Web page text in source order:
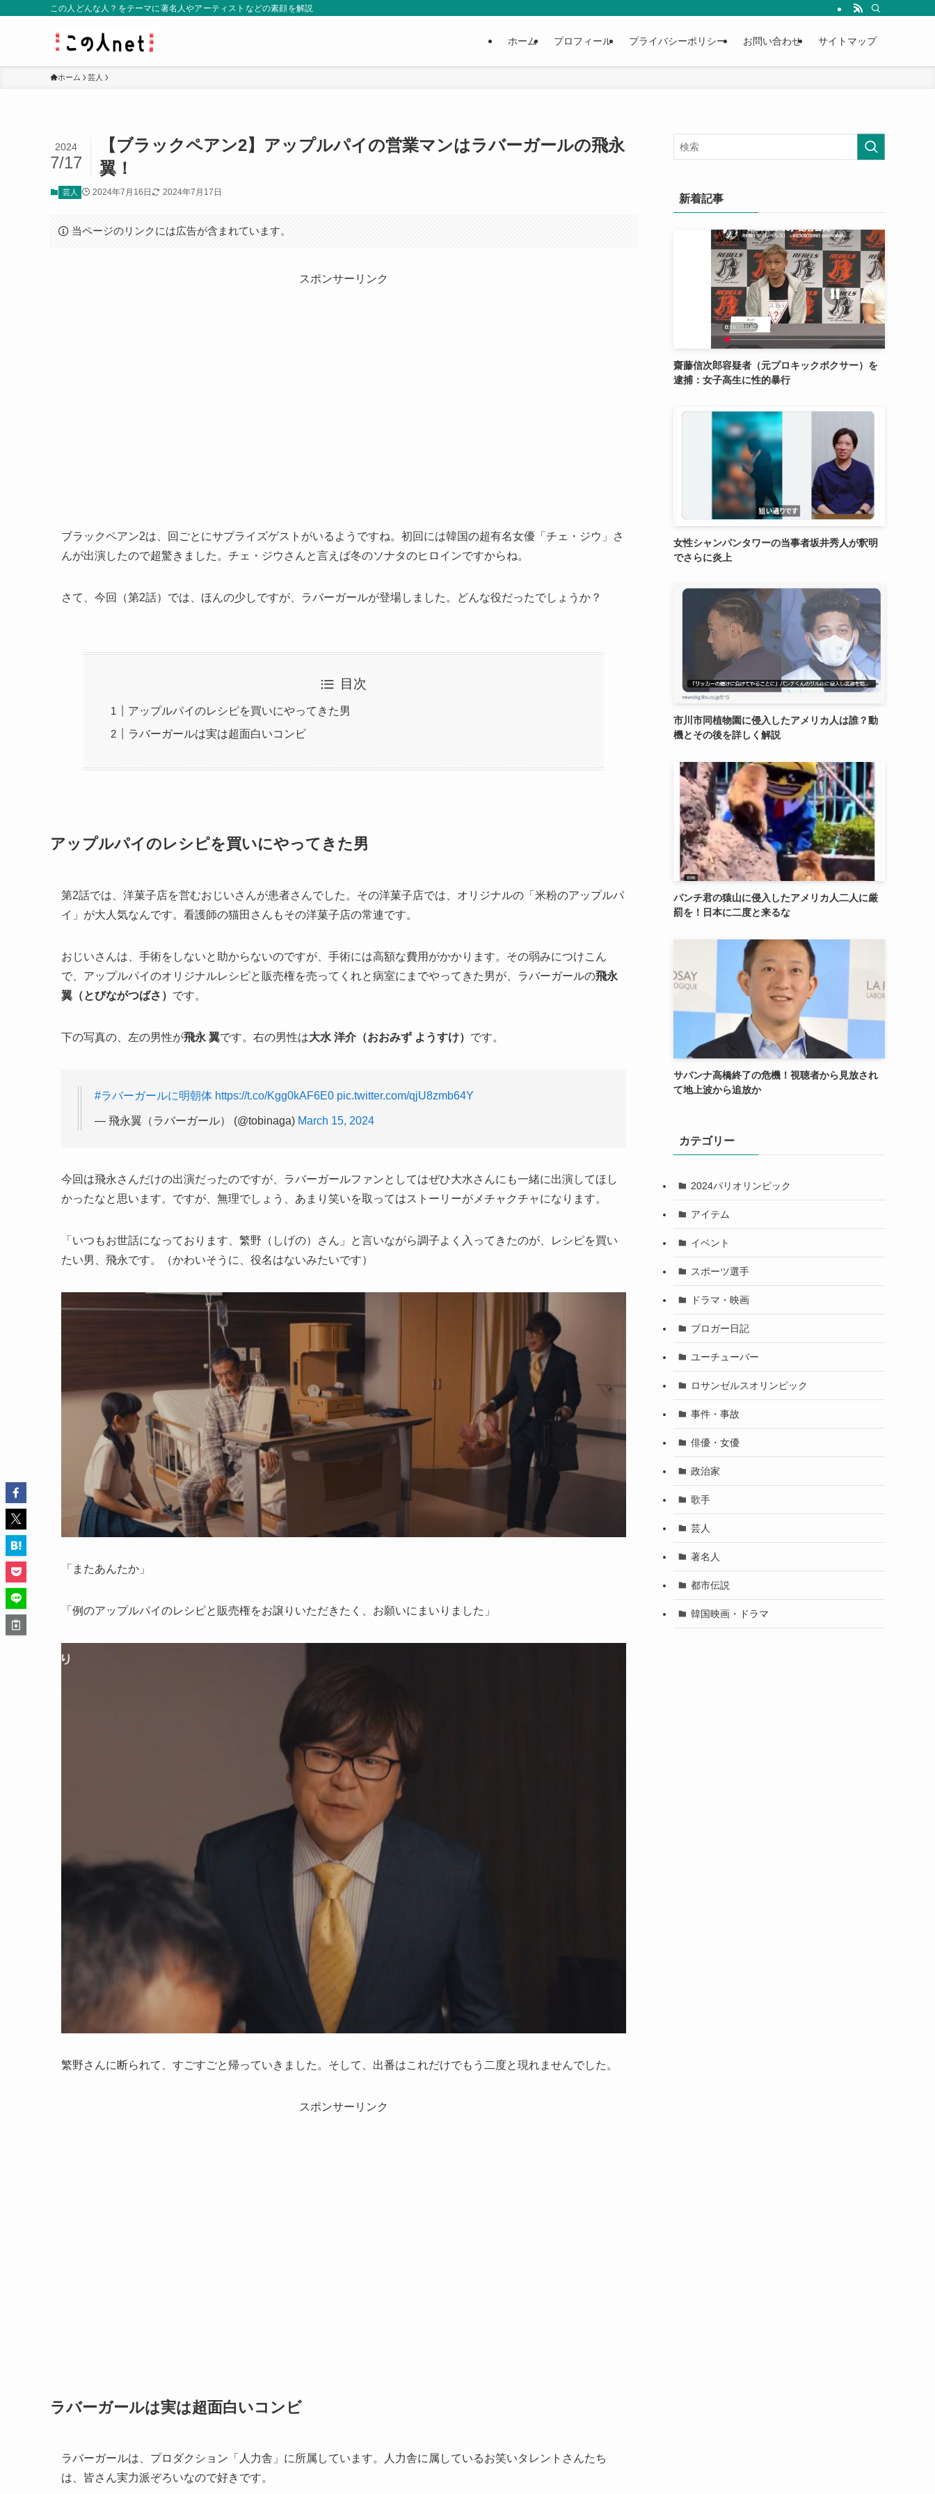
この人どんな人？をテーマに著名人やアーティストなどの素顔を解説
ホーム プロフィール プライバシーポリシー お問い合わせ サイトマップ
ホーム 芸人
【ブラックペアン2】アップルパイの営業マンはラバーガールの飛永
翼！
2024
7/17
芸人 2024年7月16日 2024年7月17日
当ページのリンクには広告が含まれています。
スポンサーリンク
ブラックペアン2は、回ごとにサプライズゲストがいるようですね。初回には韓国の超有名女優「チェ・ジウ」さ
んが出演したので超驚きました。チェ・ジウさんと言えば冬のソナタのヒロインですからね。
さて、今回（第2話）では、ほんの少しですが、ラバーガールが登場しました。どんな役だったでしょうか？
目次
アップルパイのレシピを買いにやってきた男
ラバーガールは実は超面白いコンビ
アップルパイのレシピを買いにやってきた男
第2話では、洋菓子店を営むおじいさんが患者さんでした。その洋菓子店では、オリジナルの「米粉のアップルパ
イ」が大人気なんです。看護師の猫田さんもその洋菓子店の常連です。
おじいさんは、手術をしないと助からないのですが、手術には高額な費用がかかります。その弱みにつけこん
で、アップルパイのオリジナルレシピと販売権を売ってくれと病室にまでやってきた男が、ラバーガールの飛永
翼（とびながつばさ） です。
下の写真の、左の男性が飛永 翼です。右の男性は大水 洋介（おおみず ようすけ） です。
#ラバーガールに明朝体 https://t.co/Kgg0kAF6E0 pic.twitter.com/qjU8zmb64Y
— 飛永翼（ラバーガール） (@tobinaga) March 15, 2024
今回は飛永さんだけの出演だったのですが、ラバーガールファンとしてはぜひ大水さんにも一緒に出演してほし
かったなと思います。ですが、無理でしょう、あまり笑いを取ってはストーリーがメチャクチャになります。
「いつもお世話になっております、繁野（しげの）さん」と言いながら調子よく入ってきたのが、レシピを買い
たい男、飛永です。（かわいそうに、役名はないみたいです）
「またあんたか」
「例のアップルパイのレシピと販売権をお譲りいただきたく、お願いにまいりました」
繁野さんに断られて、すごすごと帰っていきました。そして、出番はこれだけでもう二度と現れませんでした。
スポンサーリンク
ラバーガールは実は超面白いコンビ
ラバーガールは、プロダクション「人力舎」に所属しています。人力舎に属しているお笑いタレントさんたち
は、皆さん実力派ぞろいなので好きです。
新着記事
齋藤信次郎容疑者（元プロキックボクサー）を
逮捕：女子高生に性的暴行
女性シャンパンタワーの当事者坂井秀人が釈明
でさらに炎上
市川市同植物園に侵入したアメリカ人は誰？動
機とその後を詳しく解説
パンチ君の猿山に侵入したアメリカ人二人に厳
罰を！日本に二度と来るな
サバンナ高橋終了の危機！視聴者から見放され
て地上波から追放か
カテゴリー
2024パリオリンピック
アイテム
イベント
スポーツ選手
ドラマ・映画
ブロガー日記
ユーチューバー
ロサンゼルスオリンピック
事件・事故
俳優・女優
政治家
歌手
芸人
著名人
都市伝説
韓国映画・ドラマ